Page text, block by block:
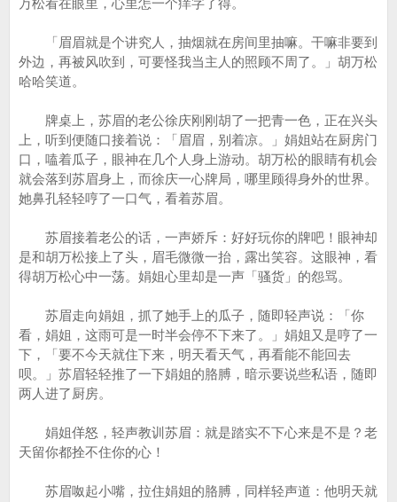
万松看在眼里，心里怎一个痒字了得。
「眉眉就是个讲究人，抽烟就在房间里抽嘛。干嘛非要到
外边，再被风吹到，可要怪我当主人的照顾不周了。」胡万松
哈哈笑道。
牌桌上，苏眉的老公徐庆刚刚胡了一把青一色，正在兴头
上，听到便随口接着说：「眉眉，别着凉。」娟姐站在厨房门
口，嗑着瓜子，眼神在几个人身上游动。胡万松的眼睛有机会
就会落到苏眉身上，而徐庆一心牌局，哪里顾得身外的世界。
她鼻孔轻轻哼了一口气，看着苏眉。
苏眉接着老公的话，一声娇斥：好好玩你的牌吧！眼神却
是和胡万松接上了头，眉毛微微一抬，露出笑容。这眼神，看
得胡万松心中一荡。娟姐心里却是一声「骚货」的怨骂。
苏眉走向娟姐，抓了她手上的瓜子，随即轻声说：「你
看，娟姐，这雨可是一时半会停不下来了。」娟姐又是哼了一
下，「要不今天就住下来，明天看天气，再看能不能回去
呗。」苏眉轻轻推了一下娟姐的胳膊，暗示要说些私语，随即
两人进了厨房。
娟姐佯怒，轻声教训苏眉：就是踏实不下心来是不是？老
天留你都拴不住你的心！
苏眉呶起小嘴，拉住娟姐的胳膊，同样轻声道：他明天就